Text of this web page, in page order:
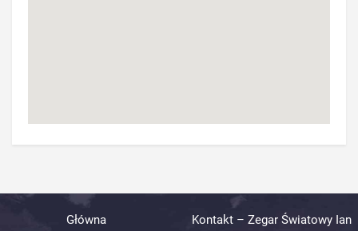
Główna
Kontakt – Zegar Światowy Ian